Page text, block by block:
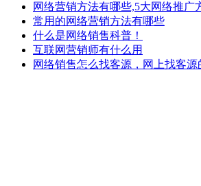
网络营销方法有哪些,5大网络推广
常用的网络营销方法有哪些
什么是网络销售科普！
互联网营销师有什么用
网络销售怎么找客源，网上找客源